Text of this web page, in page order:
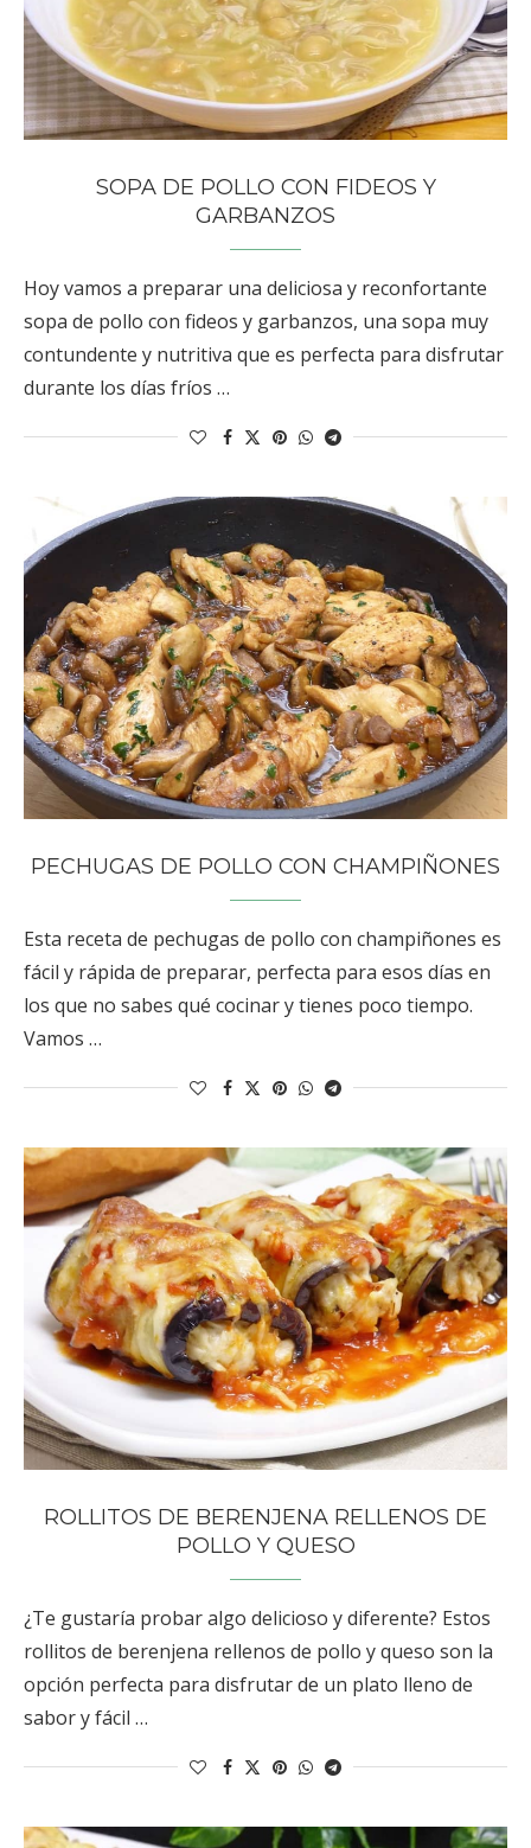
SOPA DE POLLO CON FIDEOS Y
GARBANZOS
Hoy vamos a preparar una deliciosa y reconfortante
sopa de pollo con fideos y garbanzos, una sopa muy
contundente y nutritiva que es perfecta para disfrutar
durante los días fríos …
PECHUGAS DE POLLO CON CHAMPIÑONES
Esta receta de pechugas de pollo con champiñones es
fácil y rápida de preparar, perfecta para esos días en
los que no sabes qué cocinar y tienes poco tiempo.
Vamos …
ROLLITOS DE BERENJENA RELLENOS DE
POLLO Y QUESO
¿Te gustaría probar algo delicioso y diferente? Estos
rollitos de berenjena rellenos de pollo y queso son la
opción perfecta para disfrutar de un plato lleno de
sabor y fácil …